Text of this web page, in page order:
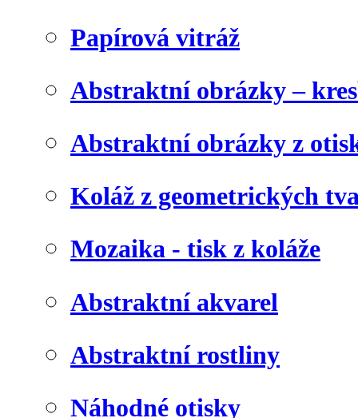
Papírová vitráž
Abstraktní obrázky –
Abstraktní obrázky z
Koláž z geometrických
Mozaika - tisk z koláže
Abstraktní akvarel
Abstraktní rostliny
Náhodné otisky